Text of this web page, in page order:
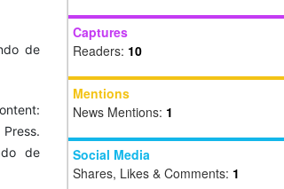
de
de
Captures
Readers: 10
Mentions
News Mentions: 1
Social Media
Shares, Likes & Comments: 1